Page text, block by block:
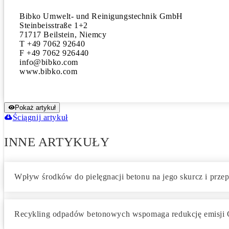
Bibko Umwelt- und Reinigungstechnik GmbH
Steinbeisstraße 1+2
71717 Beilstein, Niemcy
T +49 7062 92640
F +49 7062 926440
info@bibko.com
www.bibko.com
Pokaż artykuł
Ściągnij artykuł
INNE ARTYKUŁY
Wpływ środków do pielęgnacji betonu na jego skurcz i
Recykling odpadów betonowych wspomaga redukcję emisji